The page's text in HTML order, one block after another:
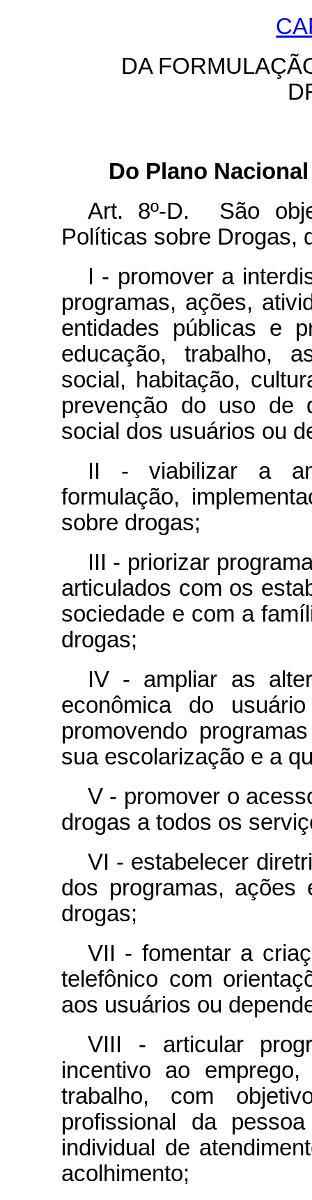
DA
Do Plano
Art. 8º-D. São
Políticas sobre Drogas,
I - promover a
programas, ações,
entidades públicas e
educação, trabalho,
social, habitação,
prevenção do uso de
social dos usuários ou
II - viabilizar a
formulação,
sobre drogas;
III - priorizar
articulados com os
sociedade e com a
drogas;
IV - ampliar as
econômica do
promovendo
sua escolarização e a
V - promover o
drogas a todos os
VI - estabelecer
dos programas, ações
drogas;
VII - fomentar a
telefônico com
aos usuários ou
VIII - articular
incentivo ao
trabalho, com
profissional da
individual de
acolhimento;